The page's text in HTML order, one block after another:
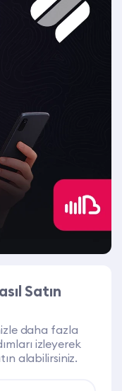
Satın
daha fazla
izleyerek
alabilirsiniz.